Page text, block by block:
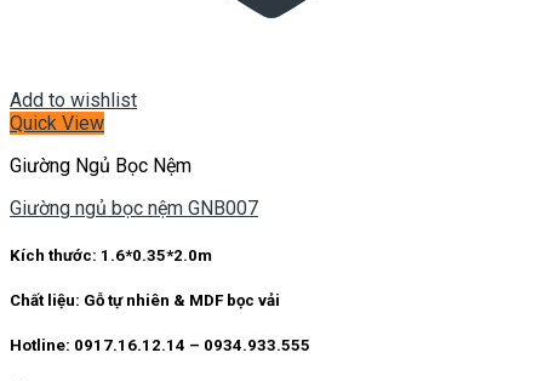
Add to wishlist
Quick View
Giường Ngủ Bọc Nệm
Giường ngủ bọc nệm GNB007
Kích thước: 1.6*0.35*2.0m
Chất liệu: Gỗ tự nhiên & MDF bọc vải
Hotline: 0917.16.12.14 – 0934.933.555